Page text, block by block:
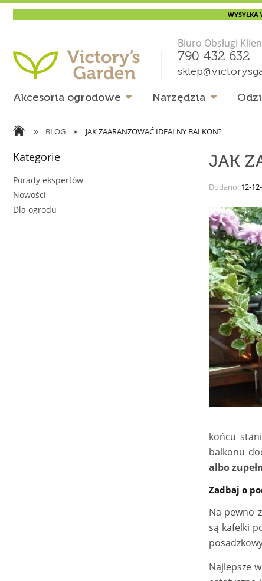
WYSYŁKA
Biuro Obsługi
790 432 632
Akcesoria ogrodowe Narzędzia
» BLOG » JAK ZAARANŻOWAĆ IDEALNY BALKON?
Kategorie
Porady ekspertów
Nowości
Dla ogrodu
JAK
Dodano: 12-
końcu
balkonu
albo
Zadbaj o
Na pewno
są kafelki
Najlepsze